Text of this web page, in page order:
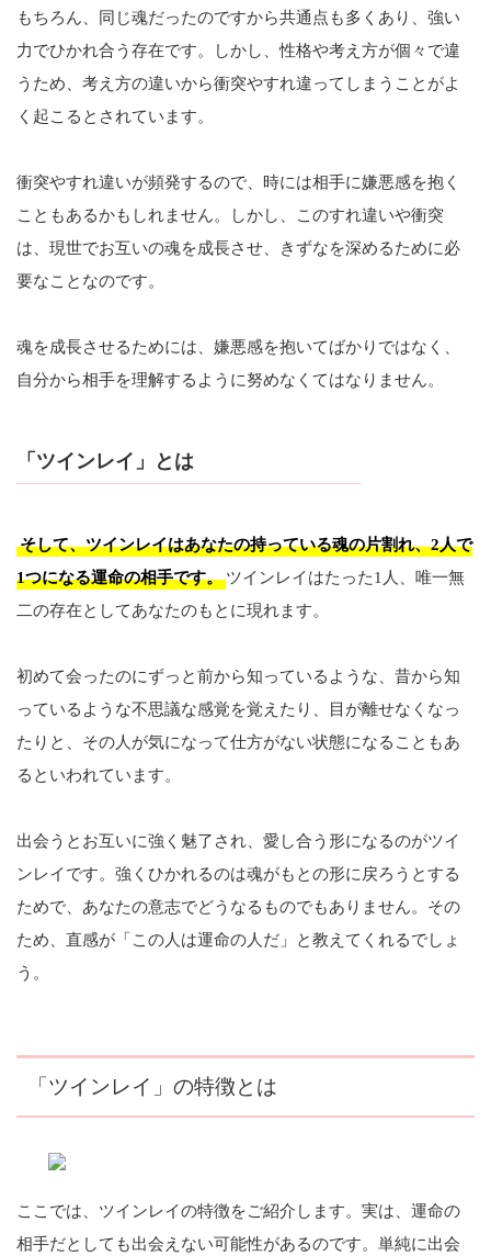
もちろん、同じ魂だったのですから共通点も多くあり、強い
力でひかれ合う存在です。しかし、性格や考え方が個々で違
うため、考え方の違いから衝突やすれ違ってしまうことがよ
く起こるとされています。
衝突やすれ違いが頻発するので、時には相手に嫌悪感を抱く
こともあるかもしれません。しかし、このすれ違いや衝突
は、現世でお互いの魂を成長させ、きずなを深めるために必
要なことなのです。
魂を成長させるためには、嫌悪感を抱いてばかりではなく、
自分から相手を理解するように努めなくてはなりません。
「ツインレイ」とは
そして、ツインレイはあなたの持っている魂の片割れ、2人で
1つになる運命の相手です。 ツインレイはたった1人、唯一無
二の存在としてあなたのもとに現れます。
初めて会ったのにずっと前から知っているような、昔から知
っているような不思議な感覚を覚えたり、目が離せなくなっ
たりと、その人が気になって仕方がない状態になることもあ
るといわれています。
出会うとお互いに強く魅了され、愛し合う形になるのがツイ
ンレイです。強くひかれるのは魂がもとの形に戻ろうとする
ためで、あなたの意志でどうなるものでもありません。その
ため、直感が「この人は運命の人だ」と教えてくれるでしょ
う。
「ツインレイ」の特徴とは
ここでは、ツインレイの特徴をご紹介します。実は、運命の
相手だとしても出会えない可能性があるのです。単純に出会